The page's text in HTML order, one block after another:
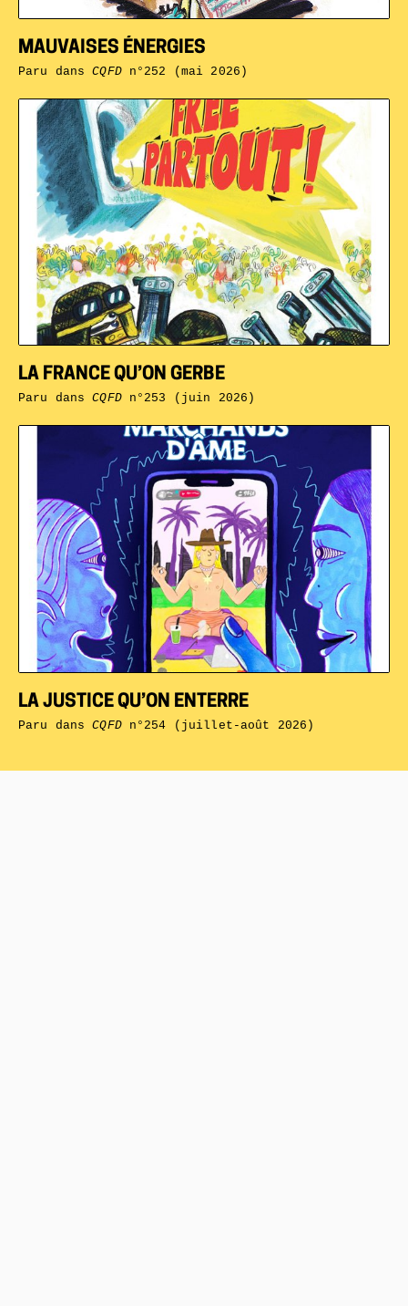
LA JUSTICE QU’ON ENTERRE
Paru dansCQFDn°254 (juillet-août 2026)
LA FRANCE QU’ON GERBE
Paru dansCQFDn°253 (juin 2026)
MAUVAISES ÉNERGIES
Paru dansCQFDn°252 (mai 2026)